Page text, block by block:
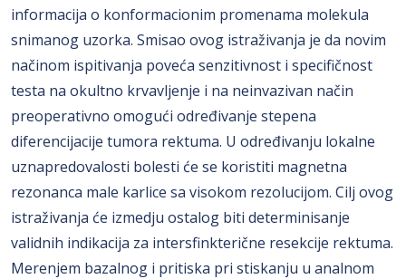
informacija o konformacionim promenama molekula
snimanog uzorka. Smisao ovog istraživanja je da novim
načinom ispitivanja poveća senzitivnost i specifičnost
testa na okultno krvavljenje i na neinvazivan način
preoperativno omogući određivanje stepena
diferencijacije tumora rektuma. U određivanju lokalne
uznapredovalosti bolesti će se koristiti magnetna
rezonanca male karlice sa visokom rezolucijom. Cilj ovog
istraživanja će izmedju ostalog biti determinisanje
validnih indikacija za intersfinkterične resekcije rektuma.
Merenjem bazalnog i pritiska pri stiskanju u analnom